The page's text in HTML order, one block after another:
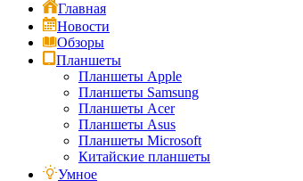
Главная
Новости
Обзоры
Планшеты
Планшеты Apple
Планшеты Samsung
Планшеты Acer
Планшеты Asus
Планшеты Microsoft
Китайские планшеты
Умное